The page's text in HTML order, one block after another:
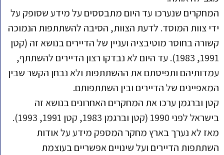
המחקרים שנערכו עד היום מתבססים על מידע שסופק על
ידי צוות המוסד. לדעת הצוות, הסיבה להשתתפות הנמוכה
קשורה בחוסר מוטיבציה ועניין של הדיירים בנושא זה (קטן
1991, 1983). עד היום לא נבדקו רצון הדיירים להשתתף,
עמדותיהם ותפיסתם את ההשתתפות ולא נבחן הקשר שבין
המאפיינים של הדיירים ובין השתתפותם.
קטן וברגמן ערכו את המחקרים האחרונים בנושא זה
בישראל לפני 1990 (קטן וברגמן 1983, קטן 1991, 1993).
מאז לא נערך בארץ מחקר המספק מידע על אודות
השתתפות הדיירים ועל שינויים אפשריים בעוצמת